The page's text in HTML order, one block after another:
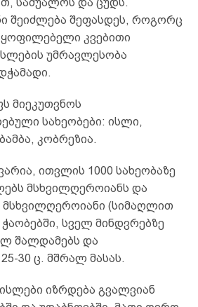
შეიძლება შეფასდეს, როგორც
კვებითი
უმრავლესობა
მიეკუთვნოს
სახეობები: ისლი,
კობრეზია.
ითვლის 1000 სახეობაზე
მსხვილღეროიანს და
(სიმაღლით
სველ მინდვრებზე
შალდამებს და
30 ც. მშრალ მასას.
იზრდება გვალვიან